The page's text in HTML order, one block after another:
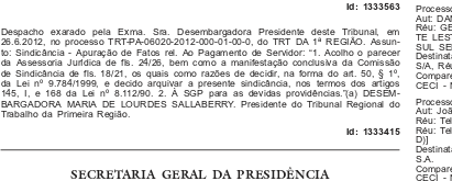
Id: 1333563
Despacho exarado pela Exma. Sra. Desembargadora Presidente deste Tribunal, em
26.6.2012, no processo TRT-PA-06020-2012-000-01-00-0, do TRT DA 1ª REGIÃO. Assun-
to: Sindicância - Apuração de Fatos rel. Ao Pagamento de Servidor: “1. Acolho o parecer
da Assessoria Jurídica de fls. 24/26, bem como a manifestação conclusiva da Comissão
de Sindicância de fls. 18/21, os quais como razões de decidir, na forma do art. 50, § 1º,
da Lei nº 9.784/1999, e decido arquivar a presente sindicância, nos termos dos artigos
145, I, e 168 da Lei nº 8.112/90. 2. À SGP para as devidas providências.”(a) DESEM-
BARGADORA MARIA DE LOURDES SALLABERRY. Presidente do Tribunal Regional do
Trabalho da Primeira Região.
Id: 1333415
SECRETARIA GERAL DA PRESIDÊNCIA
Aut:
Réu:
TE
SUL
S/A,
CECI -
Aut:
Réu:
Réu:
D)]
S.A.
CECI -